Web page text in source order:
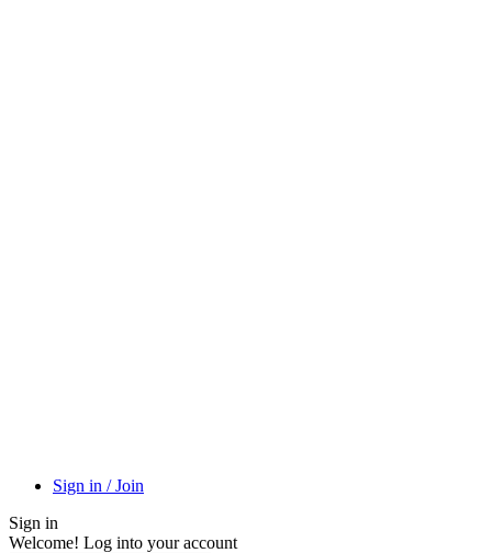
Sign in / Join
Sign in
Welcome! Log into your account